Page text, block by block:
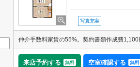
写真充実
来店予約する 無料 空室確認する 無料